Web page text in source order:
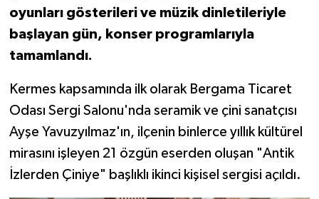
oyunları gösterileri ve müzik dinletileriyle
başlayan gün, konser programlarıyla
tamamlandı.
Kermes kapsamında ilk olarak Bergama Ticaret
Odası Sergi Salonu'nda seramik ve çini sanatçısı
Ayşe Yavuzyılmaz'ın, ilçenin binlerce yıllık kültürel
mirasını işleyen 21 özgün eserden oluşan "Antik
İzlerden Çiniye" başlıklı ikinci kişisel sergisi açıldı.